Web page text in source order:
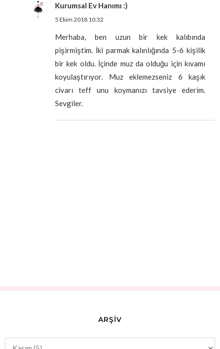
Kurumsal Ev Hanımı :)
5 Ekim 2018 10:32
Merhaba, ben uzun bir kek kalıbında
pişirmiştim. İki parmak kalınlığında 5-6 kişilik
bir kek oldu. İçinde muz da olduğu için kıvamı
koyulaştırıyor. Muz eklemezseniz 6 kaşık
civarı teff unu koymanızı tavsiye ederim.
Sevgiler.
ARŞİV